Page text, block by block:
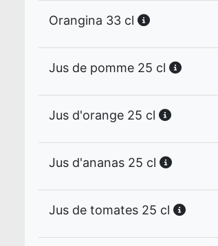
Orangina 33 cl
Jus de pomme 25 cl
Jus d'orange 25 cl
Jus d'ananas 25 cl
Jus de tomates 25 cl